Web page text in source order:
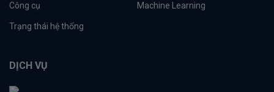
Công cụ Machine Learning
Trạng thái hệ thống
DỊCH VỤ